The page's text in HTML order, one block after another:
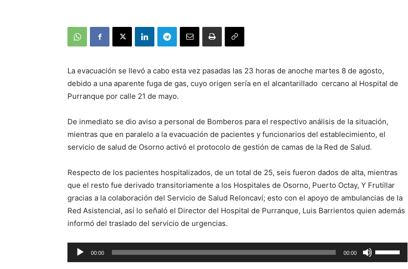
La evacuación se llevó a cabo esta vez pasadas las 23 horas de anoche martes 8 de agosto,
debido a una aparente fuga de gas, cuyo origen sería en el alcantarillado cercano al Hospital de
Purranque por calle 21 de mayo.
De inmediato se dio aviso a personal de Bomberos para el respectivo análisis de la situación,
mientras que en paralelo a la evacuación de pacientes y funcionarios del establecimiento, el
servicio de salud de Osorno activó el protocolo de gestión de camas de la Red de Salud.
Respecto de los pacientes hospitalizados, de un total de 25, seis fueron dados de alta, mientras
que el resto fue derivado transitoriamente a los Hospitales de Osorno, Puerto Octay, Y Frutillar
gracias a la colaboración del Servicio de Salud Reloncaví; esto con el apoyo de ambulancias de la
Red Asistencial, así lo señaló el Director del Hospital de Purranque, Luis Barrientos quien además
informó del traslado del servicio de urgencias.
Reproductor
de
00:00 00:00
las